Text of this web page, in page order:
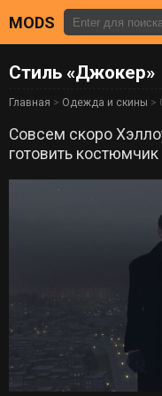
MODS
Стиль «Джокер»
Главная > Одежда и скины >
Совсем скоро
готовить